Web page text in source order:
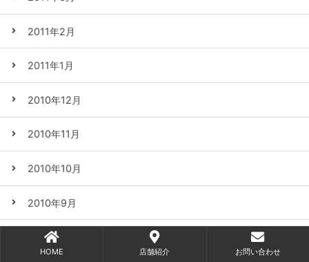
2011年2月
2011年1月
2010年12月
2010年11月
2010年10月
2010年9月
2010年8月
HOME 店舗紹介 お問い合わせ